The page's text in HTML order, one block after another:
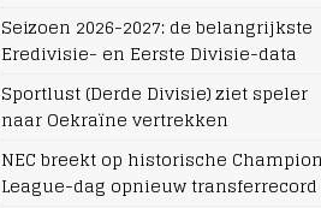
Seizoen 2026-2027: de belangrijkste
Eredivisie- en Eerste Divisie-data
Sportlust (Derde Divisie) ziet speler
naar Oekraïne vertrekken
NEC breekt op historische
League-dag opnieuw transferrecord